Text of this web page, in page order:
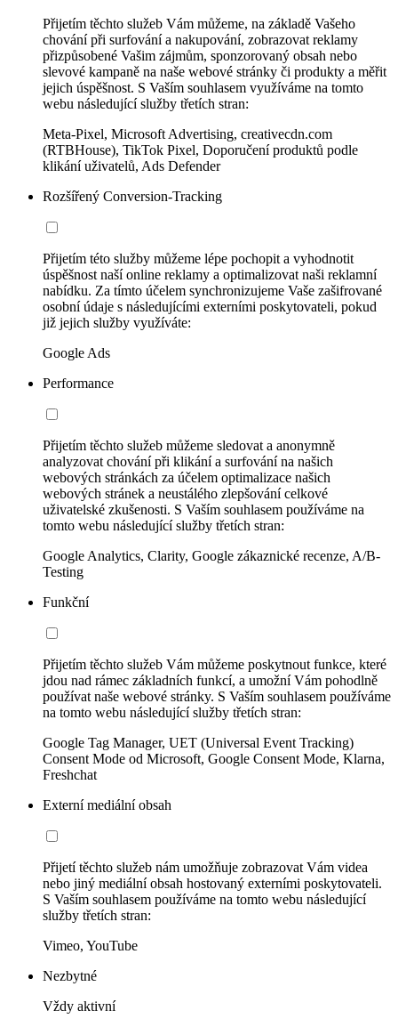
Přijetím těchto služeb Vám můžeme, na základě Vašeho
chování při surfování a nakupování, zobrazovat reklamy
přizpůsobené Vašim zájmům, sponzorovaný obsah nebo
slevové kampaně na naše webové stránky či produkty a měřit
jejich úspěšnost. S Vaším souhlasem využíváme na tomto
webu následující služby třetích stran:
Meta-Pixel, Microsoft Advertising, creativecdn.com
(RTBHouse), TikTok Pixel, Doporučení produktů podle
klikání uživatelů, Ads Defender
Rozšířený Conversion-Tracking
Přijetím této služby můžeme lépe pochopit a vyhodnotit
úspěšnost naší online reklamy a optimalizovat naši reklamní
nabídku. Za tímto účelem synchronizujeme Vaše zašifrované
osobní údaje s následujícími externími poskytovateli, pokud
již jejich služby využíváte:
Google Ads
Performance
Přijetím těchto služeb můžeme sledovat a anonymně
analyzovat chování při klikání a surfování na našich
webových stránkách za účelem optimalizace našich
webových stránek a neustálého zlepšování celkové
uživatelské zkušenosti. S Vaším souhlasem používáme na
tomto webu následující služby třetích stran:
Google Analytics, Clarity, Google zákaznické recenze, A/B-
Testing
Funkční
Přijetím těchto služeb Vám můžeme poskytnout funkce, které
jdou nad rámec základních funkcí, a umožní Vám pohodlně
používat naše webové stránky. S Vaším souhlasem používáme
na tomto webu následující služby třetích stran:
Google Tag Manager, UET (Universal Event Tracking)
Consent Mode od Microsoft, Google Consent Mode, Klarna,
Freshchat
Externí mediální obsah
Přijetí těchto služeb nám umožňuje zobrazovat Vám videa
nebo jiný mediální obsah hostovaný externími poskytovateli.
S Vaším souhlasem používáme na tomto webu následující
služby třetích stran:
Vimeo, YouTube
Nezbytné
Vždy aktivní